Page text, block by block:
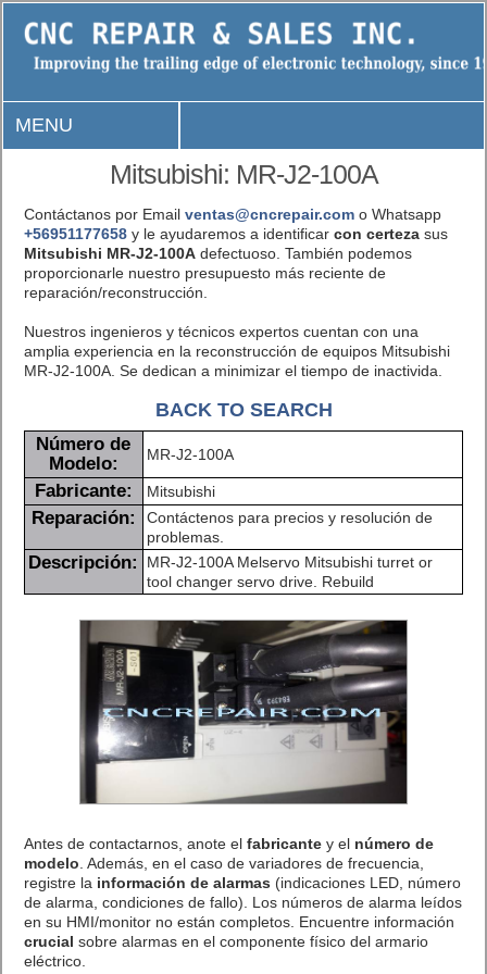
MENU
Mitsubishi: MR-J2-100A
Contáctanos por Email ventas@cncrepair.como Whatsapp
+56951177658y le ayudaremos a identificar con certezasus
Mitsubishi MR-J2-100Adefectuoso. También podemos
proporcionarle nuestro presupuesto más reciente de
reparación/reconstrucción.
Nuestros ingenieros y técnicos expertos cuentan con una
amplia experiencia en la reconstrucción de equipos Mitsubishi
MR-J2-100A. Se dedican a minimizar el tiempo de inactivida.
BACK TO SEARCH
Número de
Modelo:
MR-J2-100A
Fabricante: Mitsubishi
Reparación:
Contáctenos para precios y resolución de
problemas.
Descripción:
MR-J2-100A Melservo Mitsubishi turret or
tool changer servo drive. Rebuild
Antes de contactarnos, anote el fabricantey el número de
modelo. Además, en el caso de variadores de frecuencia,
registre la información de alarmas (indicaciones LED, número
de alarma, condiciones de fallo). Los números de alarma leídos
en su HMI/monitor no están completos. Encuentre información
crucial sobre alarmas en el componente físico del armario
eléctrico.